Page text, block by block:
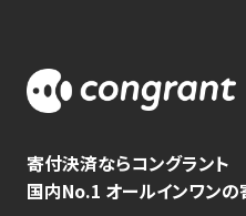
寄付決済ならコングラント
国内No.1 オールインワンの